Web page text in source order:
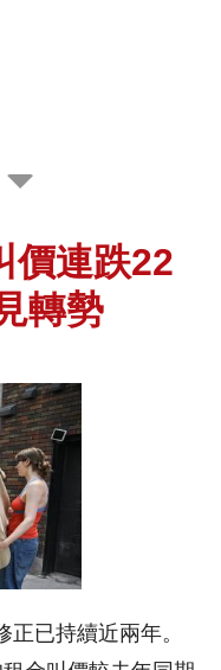
價連跌22
轉勢
正已持續近兩年。